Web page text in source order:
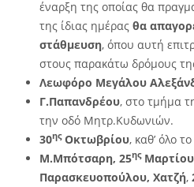
έναρξη της οποίας θα
της ίδιας ημέρας θα
στάθμευση, όπου αυτή
στους παρακάτω δρόμους
Λεωφόρο Μεγάλου
Γ.Παπανδρέου, στο τμήμα
την οδό Μητρ.Κυδωνιών.
30ηςΟκτωβρίου, καθ’ όλο
Μ.Μπότσαρη, 25ης
Παρασκευοπούλου, Χατζή,